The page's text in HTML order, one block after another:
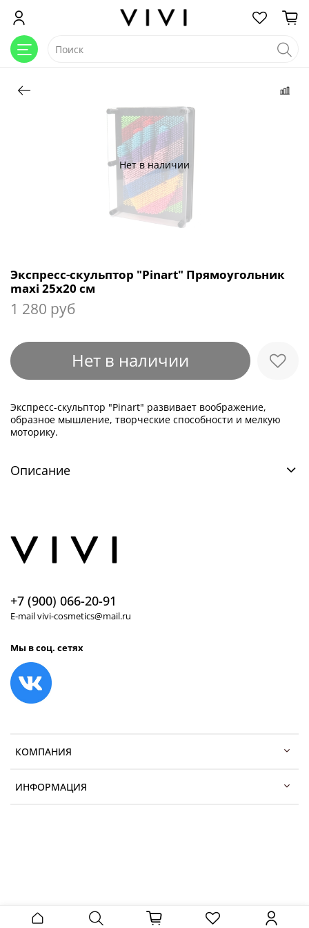
Нет в наличии
Экспресс-скульптор "Pinart" Прямоугольник
maxi 25х20 см
1 280 руб
Нет в наличии
Экспресс-скульптор "Pinart" развивает воображение,
образное мышление, творческие способности и мелкую
моторику.
Описание
КОМПАНИЯ
ИНФОРМАЦИЯ
+7 (900) 066-20-91
E-mail vivi-cosmetics@mail.ru
Мы в соц. сетях